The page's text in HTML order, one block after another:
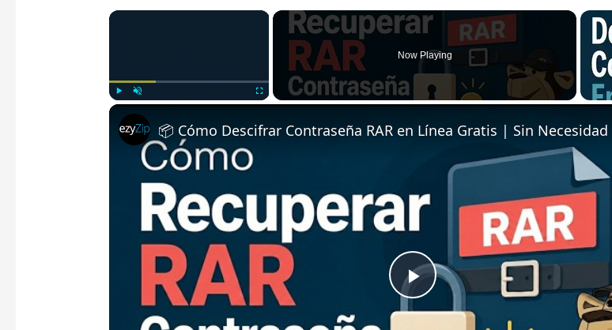
×
Play Unmute Fullscreen
Now Playing
P